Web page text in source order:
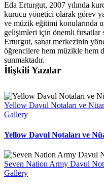
Eda Erturgut, 2007 yılında
kurucu yönetici olarak görev
ve müzik eğitimi konularında
gelişimleri için önemli
Erturgut, sanat merkezinin
öğrencilere hem müzikle
sunmaktadır.
İlişkili Yazılar
Yellow Davul Notaları ve
Gallery
Yellow Davul Notaları ve
Seven Nation Army Davul
Gallery